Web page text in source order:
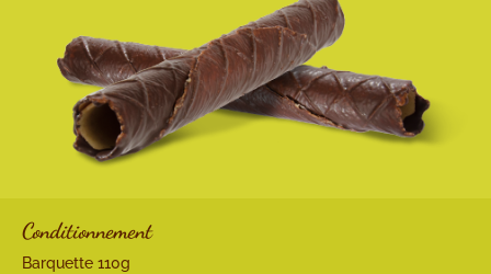
Conditionnement
Barquette 110g